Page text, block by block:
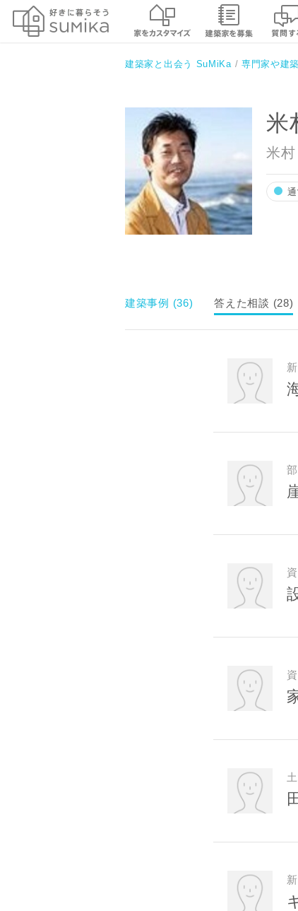
建築家と出会う SuMiKa 専門家や建
米村和夫建築アトリエ/風のア
米
米
建築事例 (36) 答えた相談 (28)